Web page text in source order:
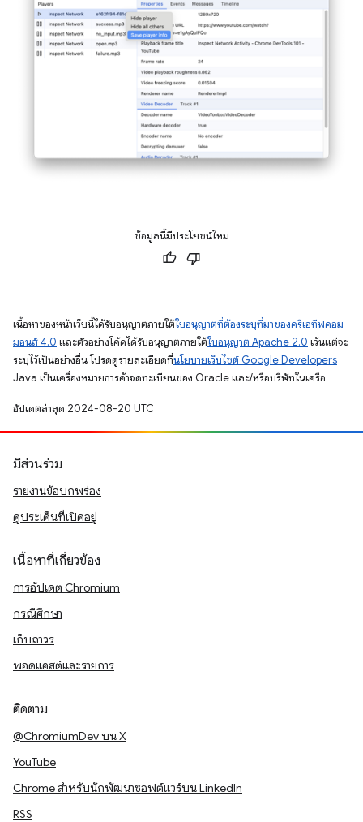
ข้อมูลนี้มีประโยชน์ไหม
เนื้อหาของหน้าเว็บนี้ได้รับอนุญาตภายใต้ใบอนุญาตที่ต้องระบุที่มาของครีเอทีฟคอม
มอนส์ 4.0 และตัวอย่างโค้ดได้รับอนุญาตภายใต้ใบอนุญาต Apache 2.0 เว้นแต่จะ
ระบุไว้เป็นอย่างอื่น โปรดดูรายละเอียดที่นโยบายเว็บไซต์ Google Developers
Java เป็นเครื่องหมายการค้าจดทะเบียนของ Oracle และ/หรือบริษัทในเครือ
อัปเดตล่าสุด 2024-08-20 UTC
มีส่วนร่วม
รายงานข้อบกพร่อง
ดูประเด็นที่เปิดอยู่
เนื้อหาที่เกี่ยวข้อง
การอัปเดต Chromium
กรณีศึกษา
เก็บถาวร
พอดแคสต์และรายการ
ติดตาม
@ChromiumDev บน X
YouTube
Chrome สำหรับนักพัฒนาซอฟต์แวร์บน LinkedIn
RSS